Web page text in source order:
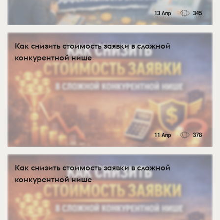
13 Апр 345
Как снизить стоимость заявки в сложной
конкурентной нише
11 Апр 378
Как снизить стоимость заявки в сложной
конкурентной нише